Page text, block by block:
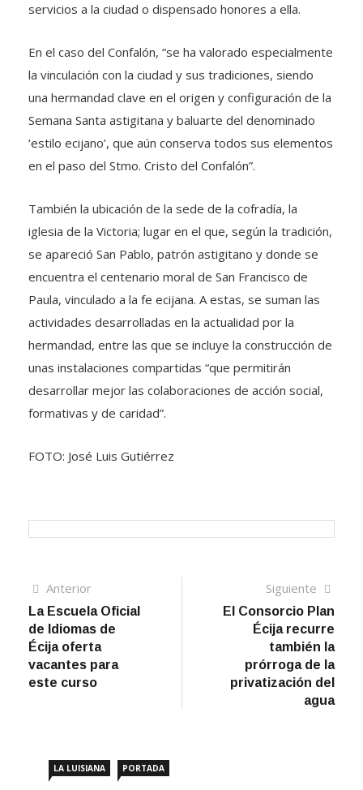
servicios a la ciudad o dispensado honores a ella.
En el caso del Confalón, “se ha valorado especialmente
la vinculación con la ciudad y sus tradiciones, siendo
una hermandad clave en el origen y configuración de la
Semana Santa astigitana y baluarte del denominado
‘estilo ecijano’, que aún conserva todos sus elementos
en el paso del Stmo. Cristo del Confalón”.
También la ubicación de la sede de la cofradía, la
iglesia de la Victoria; lugar en el que, según la tradición,
se apareció San Pablo, patrón astigitano y donde se
encuentra el centenario moral de San Francisco de
Paula, vinculado a la fe ecijana. A estas, se suman las
actividades desarrolladas en la actualidad por la
hermandad, entre las que se incluye la construcción de
unas instalaciones compartidas “que permitirán
desarrollar mejor las colaboraciones de acción social,
formativas y de caridad”.
FOTO: José Luis Gutiérrez
Navegación
de
entradas
AnteriorArtículo
anterior
La Escuela Oficial
de Idiomas de
Écija oferta
vacantes para
este curso
Siguiente
El Consorcio Plan
Écija recurre
también la
prórroga de la
privatización del
agua
LA LUISIANA PORTADA